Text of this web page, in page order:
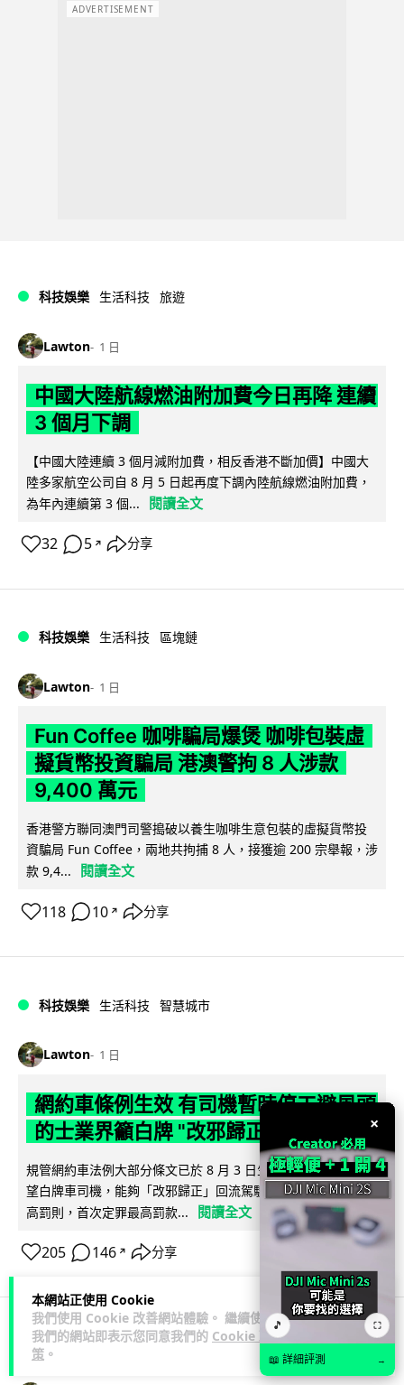
本網站正使用 Cookie
我們使用 Cookie 改善網站體驗。 繼續使用
我們的網站即表示您同意我們的 Cookie 政
策 。
ADVERTISEMENT
科技娛樂 生活科技 旅遊
Lawton 1 日
中國大陸航線燃油附加費今日再降 連續
3 個月下調
【中國大陸連續 3 個月減附加費，相反香港不斷加價】中國大
陸多家航空公司自 8 月 5 日起再度下調內陸航線燃油附加費，
為年內連續第 3 個...
閱讀全文
32 5 ↗ 分享
科技娛樂 生活科技 區塊鏈
Lawton 1 日
Fun Coffee 咖啡騙局爆煲 咖啡包裝虛
擬貨幣投資騙局 港澳警拘 8 人涉款
9,400 萬元
香港警方聯同澳門司警搗破以養生咖啡生意包裝的虛擬貨幣投
資騙局 Fun Coffee，兩地共拘捕 8 人，接獲逾 200 宗舉報，涉
款 9,4...
閱讀全文
118 10 ↗ 分享
科技娛樂 生活科技 智慧城市
Lawton 1 日
網約車條例生效 有司機暫時停工避風頭
的士業界籲白牌 "改邪歸正"
規管網約車法例大部分條文已於 8 月 3 日生效，的士業界就期
望白牌車司機，能夠「改邪歸正」回流駕駛的士。新例大幅提
高罰則，首次定罪最高罰款...
閱讀全文
205 146 ↗ 分享
人工智能
×
🎵 ⛶
📖 詳細評測 →